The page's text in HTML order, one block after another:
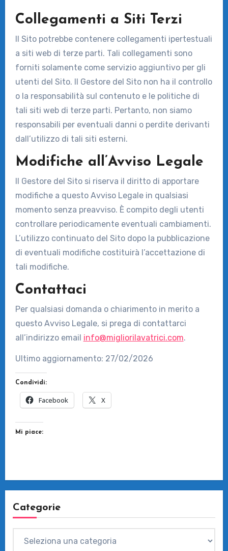
Collegamenti a Siti Terzi
Il Sito potrebbe contenere collegamenti ipertestuali
a siti web di terze parti. Tali collegamenti sono
forniti solamente come servizio aggiuntivo per gli
utenti del Sito. Il Gestore del Sito non ha il controllo
o la responsabilità sul contenuto e le politiche di
tali siti web di terze parti. Pertanto, non siamo
responsabili per eventuali danni o perdite derivanti
dall’utilizzo di tali siti esterni.
Modifiche all’Avviso Legale
Il Gestore del Sito si riserva il diritto di apportare
modifiche a questo Avviso Legale in qualsiasi
momento senza preavviso. È compito degli utenti
controllare periodicamente eventuali cambiamenti.
L’utilizzo continuato del Sito dopo la pubblicazione
di eventuali modifiche costituirà l’accettazione di
tali modifiche.
Contattaci
Per qualsiasi domanda o chiarimento in merito a
questo Avviso Legale, si prega di contattarci
all’indirizzo email info@migliorilavatrici.com.
Ultimo aggiornamento: 27/02/2026
Condividi:
Facebook X
Mi piace:
Categorie